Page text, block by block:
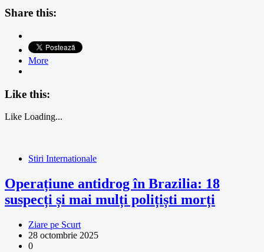
Share this:
More
Like this:
Like Loading...
Stiri Internationale
Operațiune antidrog în Brazilia: 18
suspecți și mai mulți polițiști morți
Ziare pe Scurt
28 octombrie 2025
0